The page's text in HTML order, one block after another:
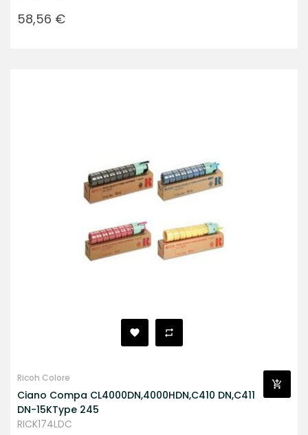
Prezzo
58,56 €
Ricoh Colore
Ciano Compa CL4000DN,4000HDN,C410 DN,C411
DN-15KType 245
RICK174LDC